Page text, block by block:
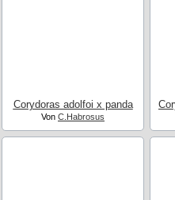
Corydoras adolfoi x panda
Von C.Habrosus